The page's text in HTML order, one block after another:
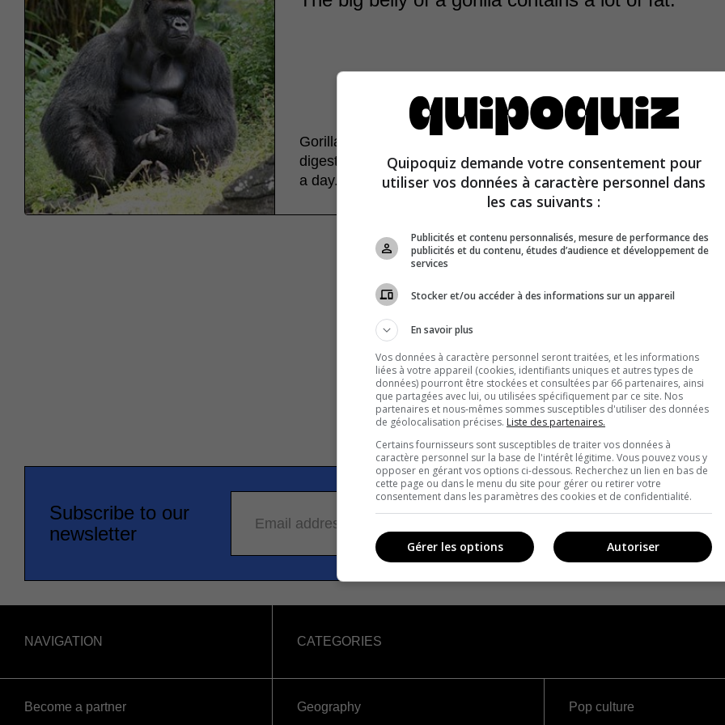
Gorillas do not accumulate a lot of fat. Their big belly is full of the
digestive system required for a diet consisting of 40 lb. (18 kg) of
a day.
Subscribe to our
newsletter
Email address
NAVIGATION
Become a partner
CATEGORIES
Geography
Pop culture
Quipoquiz demande votre consentement pour
utiliser vos données à caractère personnel dans
les cas suivants :
Publicités et contenu personnalisés, mesure de performance des
publicités et du contenu, études d’audience et développement de
services
Stocker et/ou accéder à des informations sur un appareil
En savoir plus
Vos données à caractère personnel seront traitées, et les informations
liées à votre appareil (cookies, identifiants uniques et autres types de
données) pourront être stockées et consultées par 66 partenaires, ainsi
que partagées avec lui, ou utilisées spécifiquement par ce site. Nos
partenaires et nous-mêmes sommes susceptibles d'utiliser des données
de géolocalisation précises. Liste des partenaires.
Certains fournisseurs sont susceptibles de traiter vos données à
caractère personnel sur la base de l'intérêt légitime. Vous pouvez vous y
opposer en gérant vos options ci-dessous. Recherchez un lien en bas de
cette page ou dans le menu du site pour gérer ou retirer votre
consentement dans les paramètres des cookies et de confidentialité.
Autoriser
Gérer les options